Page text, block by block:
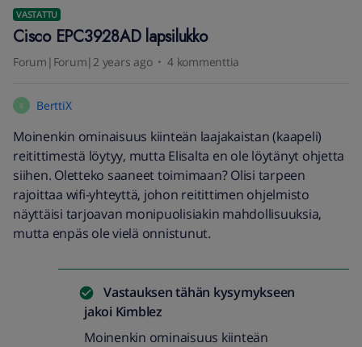
VASTATTU
Cisco EPC3928AD lapsilukko
Forum|Forum|2 years ago 4 kommenttia
B BerttiX
Moinenkin ominaisuus kiinteän laajakaistan (kaapeli)
reitittimestä löytyy, mutta Elisalta en ole löytänyt ohjetta
siihen. Oletteko saaneet toimimaan? Olisi tarpeen
rajoittaa wifi-yhteyttä, johon reitittimen ohjelmisto
näyttäisi tarjoavan monipuolisiakin mahdollisuuksia,
mutta enpäs ole vielä onnistunut.
Vastauksen tähän kysymykseen
jakoi Kimblez
Moinenkin ominaisuus kiinteän